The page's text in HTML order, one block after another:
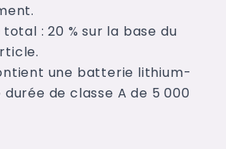
: 20 % sur la base du
une batterie lithium-
de classe A de 5 000